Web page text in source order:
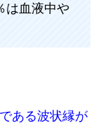
は血液中や
ある波状縁が